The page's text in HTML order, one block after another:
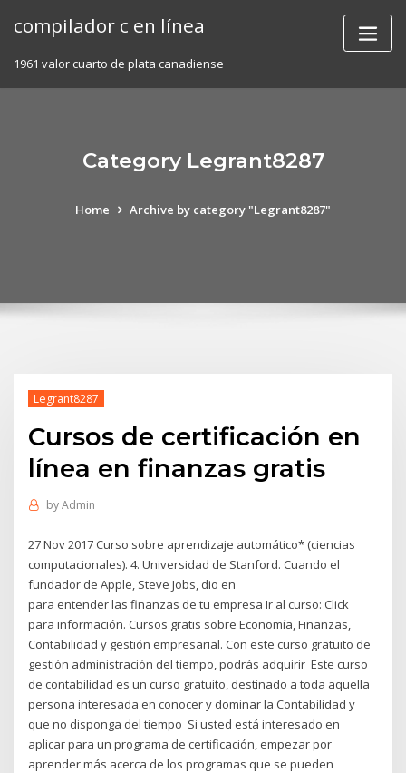
compilador c en línea
1961 valor cuarto de plata canadiense
Category Legrant8287
Home Archive by category "Legrant8287"
Legrant8287
Cursos de certificación en
línea en finanzas gratis
byAdmin
27 Nov 2017 Curso sobre aprendizaje automático* (ciencias
computacionales). 4. Universidad de Stanford. Cuando el
fundador de Apple, Steve Jobs, dio en
para entender las finanzas de tu empresa Ir al curso: Click
para información. Cursos gratis sobre Economía, Finanzas,
Contabilidad y gestión empresarial. Con este curso gratuito de
gestión administración del tiempo, podrás adquirir Este curso
de contabilidad es un curso gratuito, destinado a toda aquella
persona interesada en conocer y dominar la Contabilidad y
que no disponga del tiempo Si usted está interesado en
aplicar para un programa de certificación, empezar por
aprender más acerca de los programas que se pueden